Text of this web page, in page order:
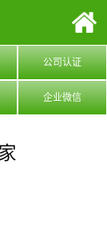
公司认证
企业微信